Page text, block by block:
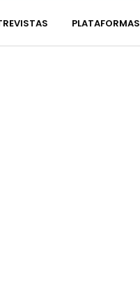
PLATAFORMAS